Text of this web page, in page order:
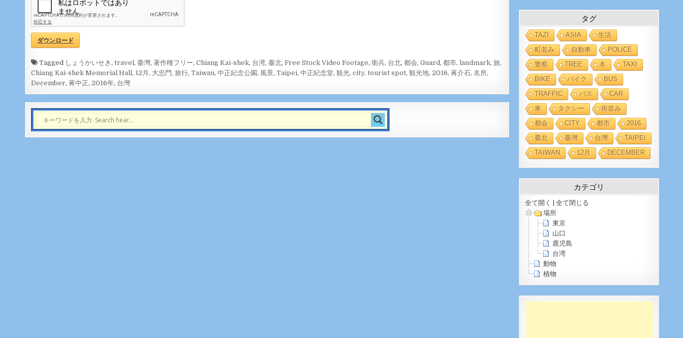
ダウンロード
Tagged しょうかいせき,travel,臺灣,著作権フリー,Chiang Kai-shek, 台湾,臺北,Free Stock Video Footage,衛兵, 台北,都会,Guard,都市,landmark,旅,
Chiang Kai-shek Memorial Hall, 12月, 大忠門,旅行,Taiwan,中正紀念公園, 風景,Taipei,中正紀念堂,観光,city,tourist spot,観光地,2016,蒋介石,名所,
December,蒋中正,2016年, 台灣
タグ
TAZI ASIA
生活
町並み
自動車
POLICE
警察
TREE 木
TAXI
BIKE
バイク
BUS
TRAFFIC
バス
CAR
車
タクシー
街並み
都会
CITY 都市
2016
臺北
臺灣 台灣
TAIPEI
TAIWAN
12月 DECEMBER
カテゴリ
全て開く | 全て閉じる
場所
東京
山口
鹿児島
台湾
動物
植物